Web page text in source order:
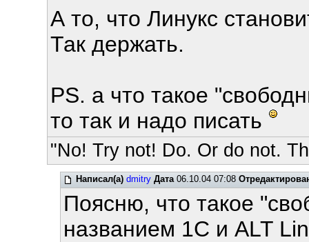
А то, что Линукс
Так держать.
PS. а что такое
то так и надо писать
"No! Try not! Do. Or do not.
Написал(а) dmitry Дата06.10.04 07:08
Поясню, что такое
названием 1C и ALT